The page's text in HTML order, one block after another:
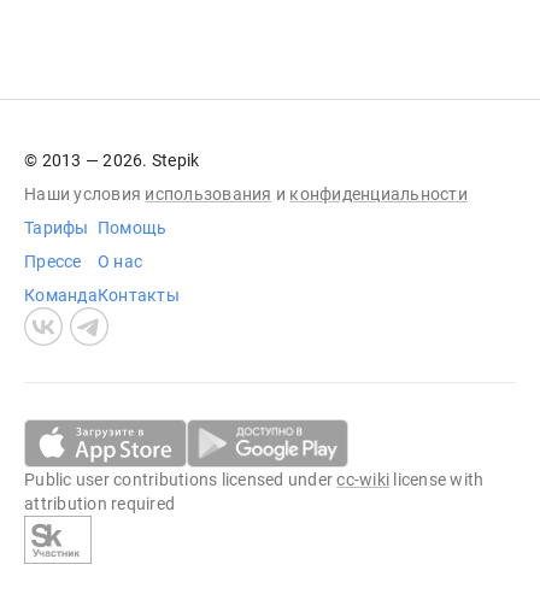
© 2013 — 2026. Stepik
Наши условия использования и конфиденциальности
Тарифы
Прессе
Команда
Помощь
О нас
Контакты
Public user contributions licensed undercc-wiki license with
attribution required